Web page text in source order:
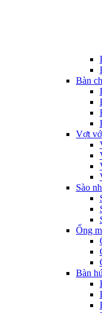
Bàn
Vợt
Sào
Ống
Bàn